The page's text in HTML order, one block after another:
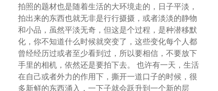
拍照的题材也是随着生活的大环境走的，日子平淡，
拍出来的东西也就无非是行行摄摄，或者淡淡的静物
和小品，虽然平淡无奇，但这是个过程，是种潜移默
化，你不知道什么时候就突变了，这些变化每个人都
曾经经历过或者至少看到过，所以要相信，不要放下
手里的相机，依然还是要拍下去。 也许有一天，生活
在自己或者外力的作用下，撕开一道口子的时候，很
多新鲜的东西涌入，一下子就会跃升到一个新的层